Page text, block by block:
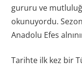
gururu ve
okunuyordu.
Anadolu Efes
Tarihte ilk kez bir